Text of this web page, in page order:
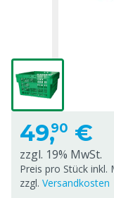
49,90 €
zzgl. 19% MwSt.
Preis pro Stück inkl.
zzgl. Versandkosten